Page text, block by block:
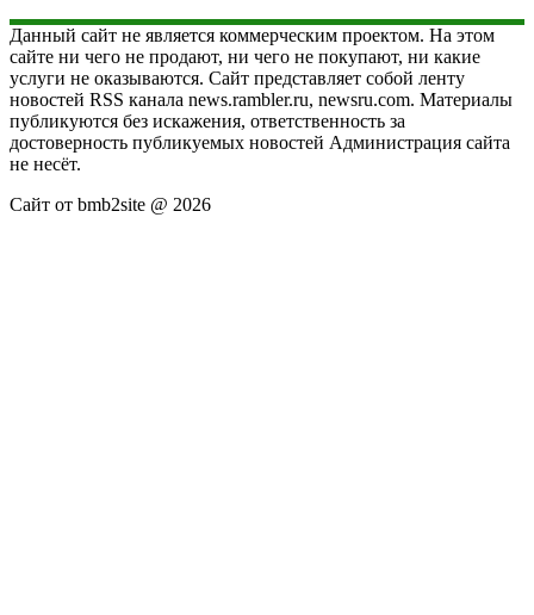
Данный сайт не является коммерческим проектом. На этом
сайте ни чего не продают, ни чего не покупают, ни какие
услуги не оказываются. Сайт представляет собой ленту
новостей RSS канала news.rambler.ru, newsru.com. Материалы
публикуются без искажения, ответственность за
достоверность публикуемых новостей Администрация сайта
не несёт.
Сайт от bmb2site @ 2026